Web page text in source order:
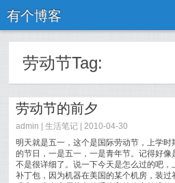
有个博客
劳动节Tag:
劳动节的前夕
admin |生活笔记 | 2010-04-30
明天就是五一，这个是国际劳动节，上学
的节日，一是五一，一是青年节。记得好
不是很详细了。说一下今天是怎么过的吧
补丁包，因为机器在美国的某个机房，装